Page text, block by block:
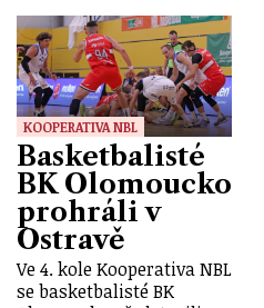
KOOPERATIVA NBL
Basketbalisté
BK Olomoucko
prohráli v
Ostravě
Ve 4. kole Kooperativa NBL
se basketbalisté BK